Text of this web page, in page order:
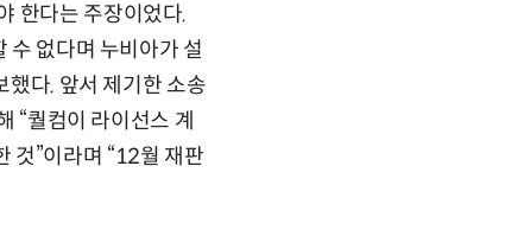
한다는 주장이었다.
없다며 누비아가 설
했다. 앞서 제기한 소송
“퀄컴이 라이선스 계
것”이라며 “12월 재판